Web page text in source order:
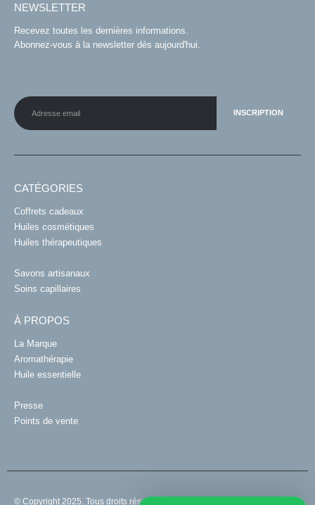
NEWSLETTER
Recevez toutes les dernières informations.
Abonnez-vous à la newsletter dès aujourd'hui.
CATÉGORIES
Coffrets cadeaux
Huiles cosmétiques
Huiles thérapeutiques
Savons artisanaux
Soins capillaires
À PROPOS
La Marque
Aromathérapie
Huile essentielle
Presse
Points de vente
© Copyright 2025. Tous droits réservés